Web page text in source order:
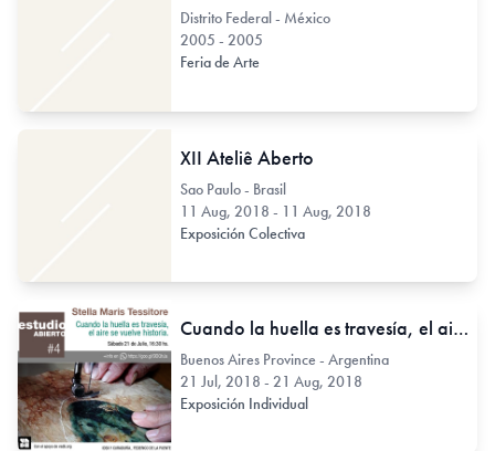
Distrito Federal - México
2005 - 2005
Feria de Arte
XII Ateliê Aberto
Sao Paulo - Brasil
11 Aug, 2018 - 11 Aug, 2018
Exposición Colectiva
Cuando la huella es travesía, el aire se vuelve historia.
Buenos Aires Province - Argentina
21 Jul, 2018 - 21 Aug, 2018
Exposición Individual